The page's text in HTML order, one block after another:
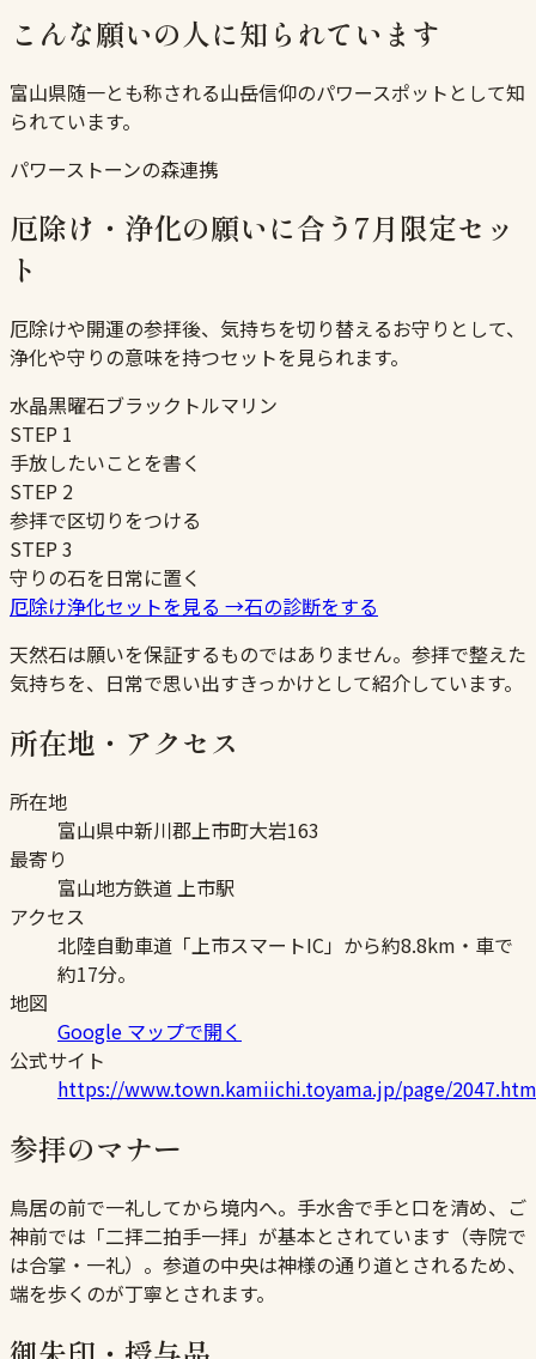
こんな願いの人に知られています
富山県随一とも称される山岳信仰のパワースポットとして知
られています。
パワーストーンの森連携
厄除け・浄化の願いに合う7月限定セッ
ト
厄除けや開運の参拝後、気持ちを切り替えるお守りとして、
浄化や守りの意味を持つセットを見られます。
水晶黒曜石ブラックトルマリン
STEP 1
手放したいことを書く
STEP 2
参拝で区切りをつける
STEP3
守りの石を日常に置く
厄除け浄化セットを見る →石の診断をする
天然石は願いを保証するものではありません。参拝で整えた
気持ちを、日常で思い出すきっかけとして紹介しています。
所在地・アクセス
所在地
富山県中新川郡上市町大岩163
最寄り
富山地方鉄道 上市駅
アクセス
北陸自動車道「上市スマートIC」から約8.8km・車で
約17分。
地図
Google マップで開く
公式サイト
https://www.town.kamiichi.toyama.jp/page/
参拝のマナー
鳥居の前で一礼してから境内へ。手水舎で手と口を清め、ご
神前では「二拝二拍手一拝」が基本とされています（寺院で
は合掌・一礼）。参道の中央は神様の通り道とされるため、
端を歩くのが丁寧とされます。